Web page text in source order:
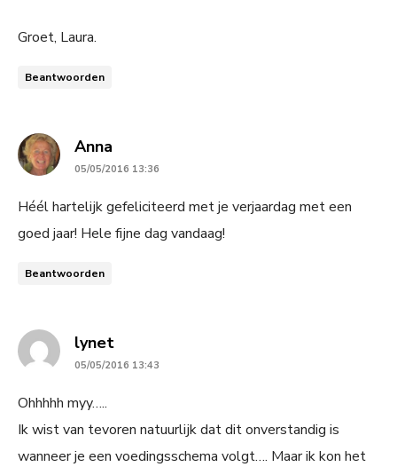
Groet, Laura.
Beantwoorden
Anna
05/05/2016 13:36
Héél hartelijk gefeliciteerd met je verjaardag met een
goed jaar! Hele fijne dag vandaag!
Beantwoorden
lynetsays:
05/05/2016 13:43
Ohhhhh myy…..
Ik wist van tevoren natuurlijk dat dit onverstandig is
wanneer je een voedingsschema volgt…. Maar ik kon het